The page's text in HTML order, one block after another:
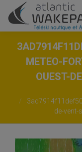
METEO-
OUEST-
de-vent-